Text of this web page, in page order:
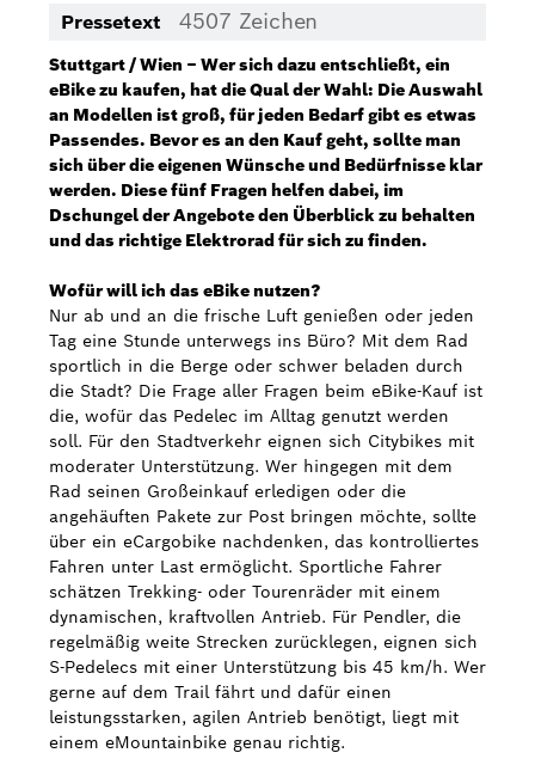
Videos
Über uns
Bosch in Österreich
Karriere bei Bosch in Österreich
Kontakt
Pressetext 4507 Zeichen
Stuttgart / Wien – Wer sich dazu entschließt, ein
eBike zu kaufen, hat die Qual der Wahl: Die Auswahl
an Modellen ist groß, für jeden Bedarf gibt es etwas
Passendes. Bevor es an den Kauf geht, sollte man
sich über die eigenen Wünsche und Bedürfnisse klar
werden. Diese fünf Fragen helfen dabei, im
Dschungel der Angebote den Überblick zu behalten
und das richtige Elektrorad für sich zu finden.
Wofür will ich das eBike nutzen?
Nur ab und an die frische Luft genießen oder jeden
Tag eine Stunde unterwegs ins Büro? Mit dem Rad
sportlich in die Berge oder schwer beladen durch
die Stadt? Die Frage aller Fragen beim eBike-Kauf ist
die, wofür das Pedelec im Alltag genutzt werden
soll. Für den Stadtverkehr eignen sich Citybikes mit
moderater Unterstützung. Wer hingegen mit dem
Rad seinen Großeinkauf erledigen oder die
angehäuften Pakete zur Post bringen möchte, sollte
über ein eCargobike nachdenken, das kontrolliertes
Fahren unter Last ermöglicht. Sportliche Fahrer
schätzen Trekking- oder Tourenräder mit einem
dynamischen, kraftvollen Antrieb. Für Pendler, die
regelmäßig weite Strecken zurücklegen, eignen sich
S-Pedelecs mit einer Unterstützung bis 45 km/h. Wer
gerne auf dem Trail fährt und dafür einen
leistungsstarken, agilen Antrieb benötigt, liegt mit
einem eMountainbike genau richtig.